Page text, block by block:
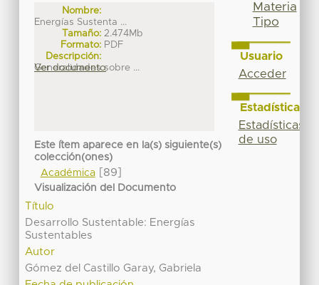
Nombre:
Energías Sustenta ...
Tamaño: 2.474Mb
Formato: PDF
Descripción:
Generalidades sobre ...
Ver documento
Este ítem aparece en la(s) siguiente(s)
colección(ones)
Académica[89]
Visualización del Documento
Título
Desarrollo Sustentable: Energías
Sustentables
Autor
Gómez del Castillo Garay, Gabriela
Materia
Tipo
Usuario
Acceder
Estadísticas
Estadísticas
de uso